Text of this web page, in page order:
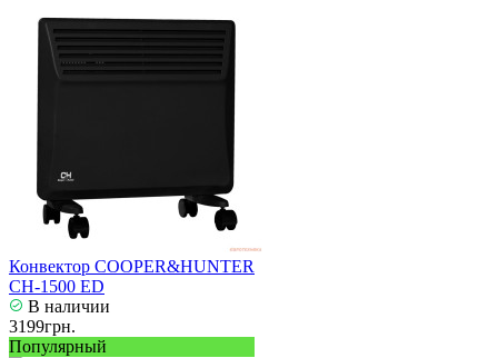
Конвектор COOPER&HUNTER
CH-1500 ED
В наличии
3199грн.
Популярный